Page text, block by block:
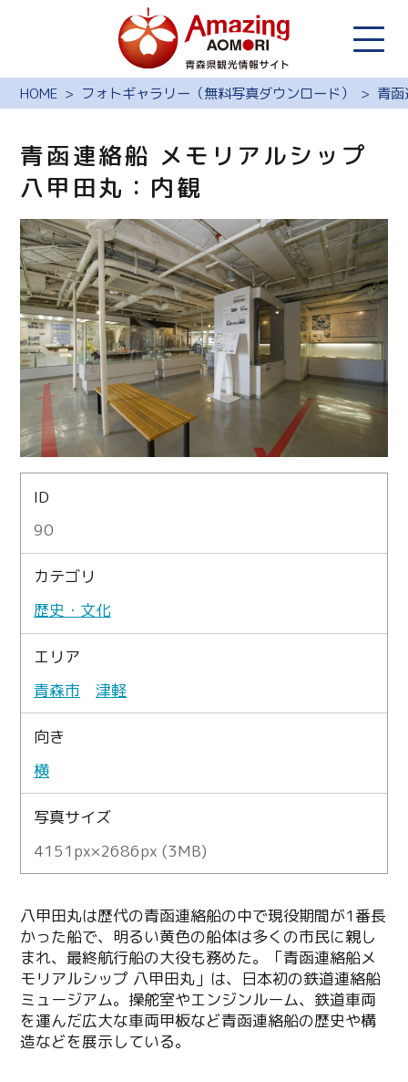
HOME フォトギャラリー（無料写真ダウンロード） 青
青函連絡船 メモリアルシップ
八甲田丸：内観
ID
90
カテゴリ
歴史・文化
エリア
青森市
津軽
向き
横
写真サイズ
4151px×2686px (3MB)
八甲田丸は歴代の青函連絡船の中で現役期間が1番長
かった船で、明るい黄色の船体は多くの市民に親し
まれ、最終航行船の大役も務めた。「青函連絡船メ
モリアルシップ 八甲田丸」は、日本初の鉄道連絡船
ミュージアム。操舵室やエンジンルーム、鉄道車両
を運んだ広大な車両甲板など青函連絡船の歴史や構
造などを展示している。